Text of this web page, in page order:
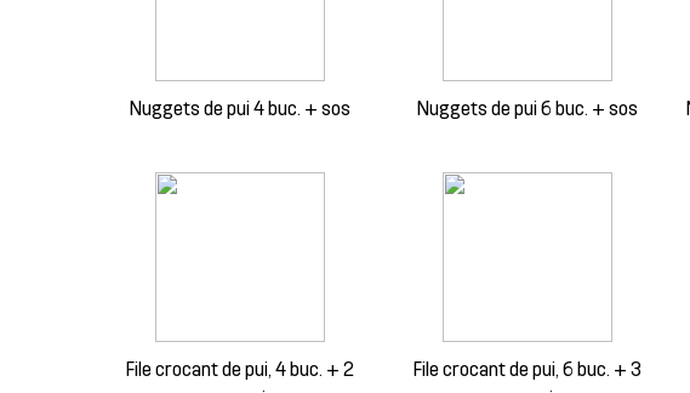
Nuggets de pui 4 buc. + sos Nuggets de pui 6 buc. + sos
File crocant de pui, 4 buc. + 2
File crocant de pui, 6 buc. + 3